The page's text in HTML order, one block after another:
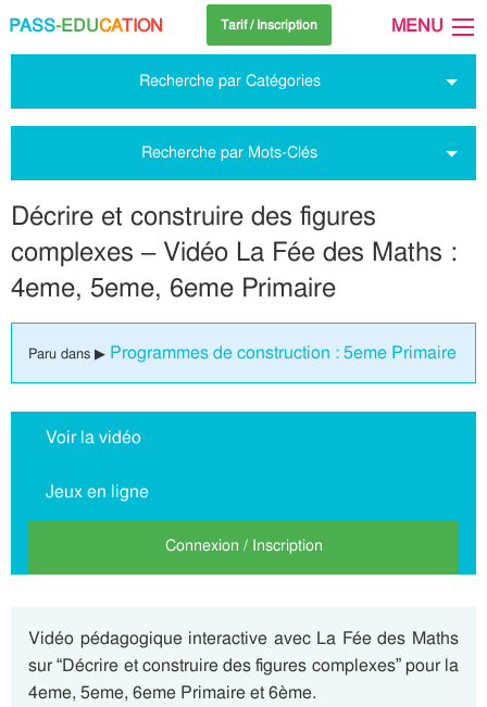
PASS-EDUCATION Tarif / Inscription MENU
Recherche par Catégories
Recherche par Mots-Clés
Décrire et construire des figures
complexes – Vidéo La Fée des Maths :
4eme, 5eme, 6eme Primaire
Paru dans ▶ Programmes de construction : 5eme Primaire
Voir la vidéo
Jeux en ligne
Connexion / Inscription
Vidéo pédagogique interactive avec La Fée des Maths
sur “Décrire et construire des figures complexes” pour la
4eme, 5eme, 6eme Primaire et 6ème.